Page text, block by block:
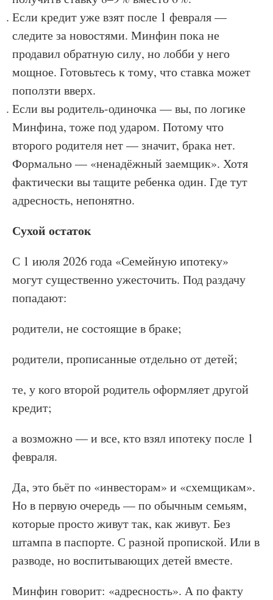
Если кредит уже взят после 1 февраля —
следите за новостями. Минфин пока не
продавил обратную силу, но лобби у него
мощное. Готовьтесь к тому, что ставка может
поползти вверх.
Если вы родитель-одиночка — вы, по логике
Минфина, тоже под ударом. Потому что
второго родителя нет — значит, брака нет.
Формально — «ненадёжный заемщик». Хотя
фактически вы тащите ребенка один. Где тут
адресность, непонятно.
Сухой остаток
С 1 июля 2026 года «Семейную ипотеку»
могут существенно ужесточить. Под раздачу
попадают:
родители, не состоящие в браке;
родители, прописанные отдельно от детей;
те, у кого второй родитель оформляет другой
кредит;
а возможно — и все, кто взял ипотеку после 1
февраля.
Да, это бьёт по «инвесторам» и «схемщикам».
Но в первую очередь — по обычным семьям,
которые просто живут так, как живут. Без
штампа в паспорте. С разной пропиской. Или в
разводе, но воспитывающих детей вместе.
Минфин говорит: «адресность». А по факту